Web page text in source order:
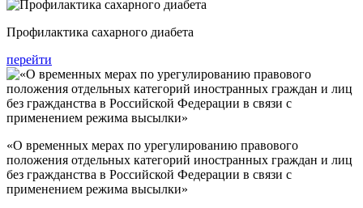
Профилактика сахарного диабета
перейти
«О временных мерах по урегулированию правового
положения отдельных категорий иностранных граждан и лиц
без гражданства в Российской Федерации в связи с
применением режима высылки»